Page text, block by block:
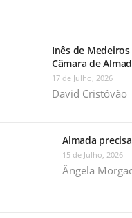
Inês de
Câmara de
17 de Julho, 2026
David Cristóvão
Almada
15 de Julho, 2026
Ângela